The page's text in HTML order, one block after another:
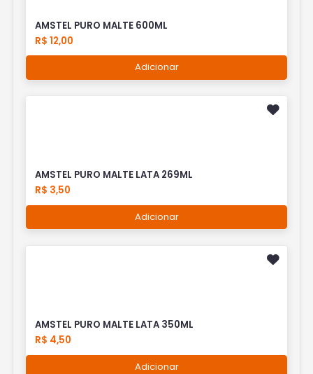
AMSTEL PURO MALTE 600ML
R$ 12,00
Adicionar
AMSTEL PURO MALTE LATA 269ML
R$ 3,50
Adicionar
AMSTEL PURO MALTE LATA 350ML
R$ 4,50
Adicionar